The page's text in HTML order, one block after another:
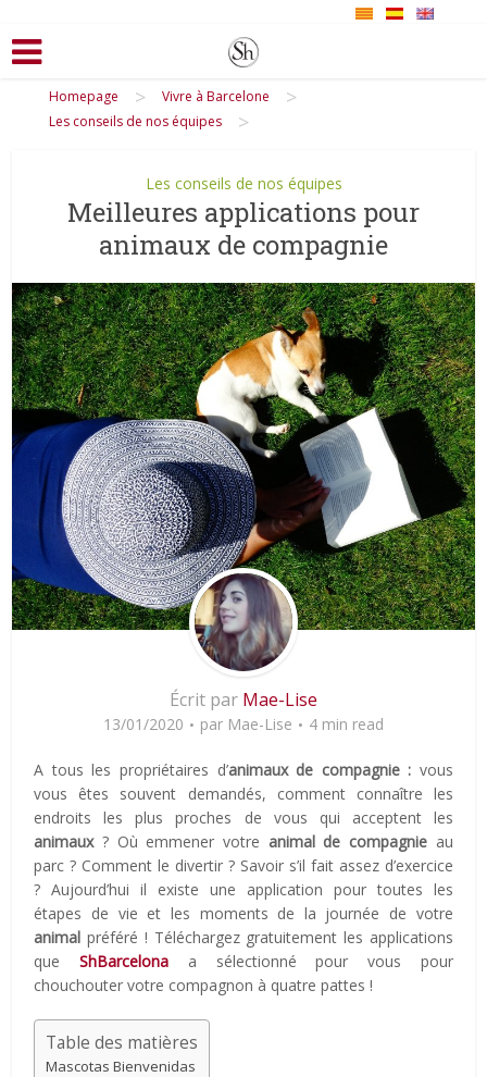
Homepage > Vivre à Barcelone >
Les conseils de nos équipes >
Les conseils de nos équipes
Meilleures applications pour
animaux de compagnie
Écrit par Mae-Lise
13/01/2020 par Mae-Lise 4 min read
A tous les propriétaires d’animaux de compagnie : vous
vous êtes souvent demandés, comment connaître les
endroits les plus proches de vous qui acceptent les
animaux? Où emmener votre animal de compagnie au
parc ? Comment le divertir ? Savoir s’il fait assez d’exercice
? Aujourd’hui il existe une application pour toutes les
étapes de vie et les moments de la journée de votre
animal préféré ! Téléchargez gratuitement les applications
que ShBarcelonaa sélectionné pour vous pour
chouchouter votre compagnon à quatre pattes !
Table des matières
Mascotas Bienvenidas